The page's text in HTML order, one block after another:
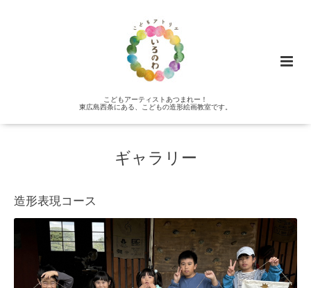
こどもアーティストあつまれー！
東広島西条にある、こどもの造形絵画教室です。
ギャラリー
造形表現コース